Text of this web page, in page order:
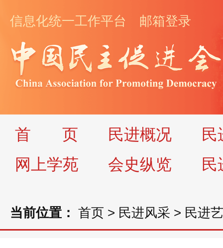
信息化统一工作平台 邮箱登录
首 页 民进概况
民
网上学苑
会史纵览 民
当前位置： 首页 > 民进风采 > 民进